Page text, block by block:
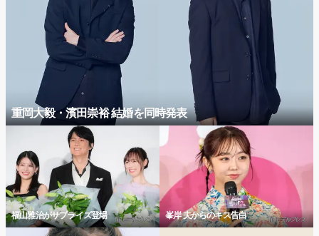
重岡大毅・濱田崇裕 結婚を同時発表
福山雅治がサプライズ登場 峯岸 夫からのキス告白